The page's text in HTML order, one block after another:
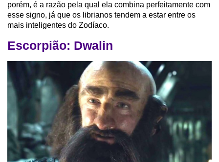
porém, é a razão pela qual ela combina perfeitamente com
esse signo, já que os librianos tendem a estar entre os
mais inteligentes do Zodíaco.
Escorpião: Dwalin